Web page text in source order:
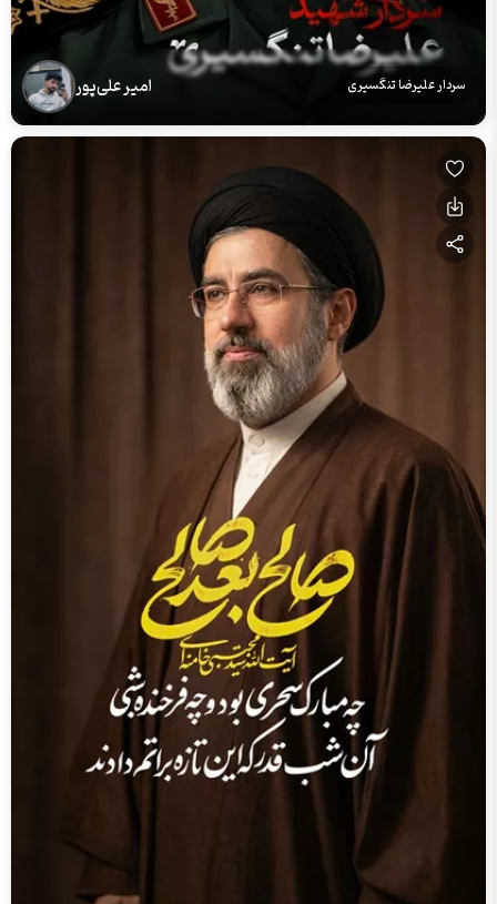
سردار علیرضا تنگسیری امیر علی‌پور